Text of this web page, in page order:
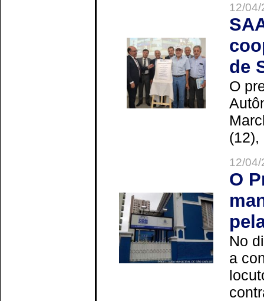
12/
de
O
(12),
12/
O
No
a